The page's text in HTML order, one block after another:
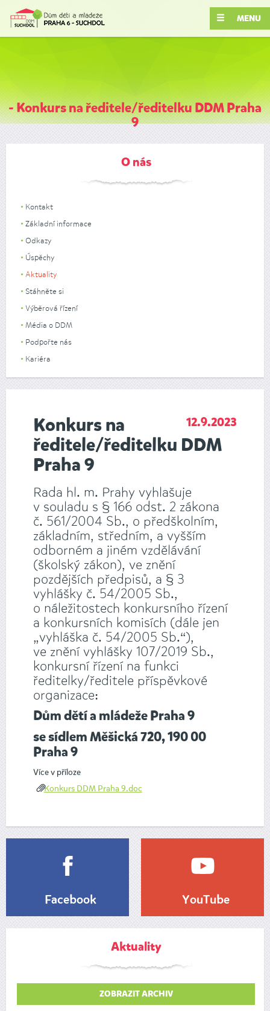
MENU
- Konkurs na ředitele/ředitelku DDM Praha
9
O nás
Kontakt
Základní informace
Odkazy
Úspěchy
Aktuality
Stáhněte si
Výběrová řízení
Média o DDM
Podpořte nás
Kariéra
12.9.2023
Konkurs na
ředitele/ředitelku DDM
Praha 9
Rada hl. m. Prahy vyhlašuje
v souladu s § 166 odst. 2 zákona
č. 561/2004 Sb., o předškolním,
základním, středním, a vyšším
odborném a jiném vzdělávání
(školský zákon), ve znění
pozdějších předpisů, a § 3
vyhlášky č. 54/2005 Sb.,
o náležitostech konkursního řízení
a konkursních komisích (dále jen
„vyhláška č. 54/2005 Sb.“),
ve znění vyhlášky 107/2019 Sb.,
konkursní řízení na funkci
ředitelky/ředitele příspěvkové
organizace:
Dům dětí a mládeže Praha 9
se sídlem Měšická 720, 190 00
Praha 9
Více v příloze
Konkurs DDM Praha 9.doc
Facebook YouTube
Aktuality
ZOBRAZIT ARCHIV